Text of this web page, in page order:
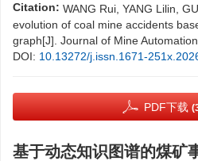
Citation: WANG Rui, YANG Lilin,
evolution of coal mine accidents
graph[J]. Journal of Mine
DOI: 10.13272/j.issn.1671-
PDF下载
基于动态知识图谱的煤矿